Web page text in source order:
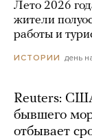
Лето 2026
жители
работы и
ИСТОРИИ день
Reuters:
бывшего
отбывает